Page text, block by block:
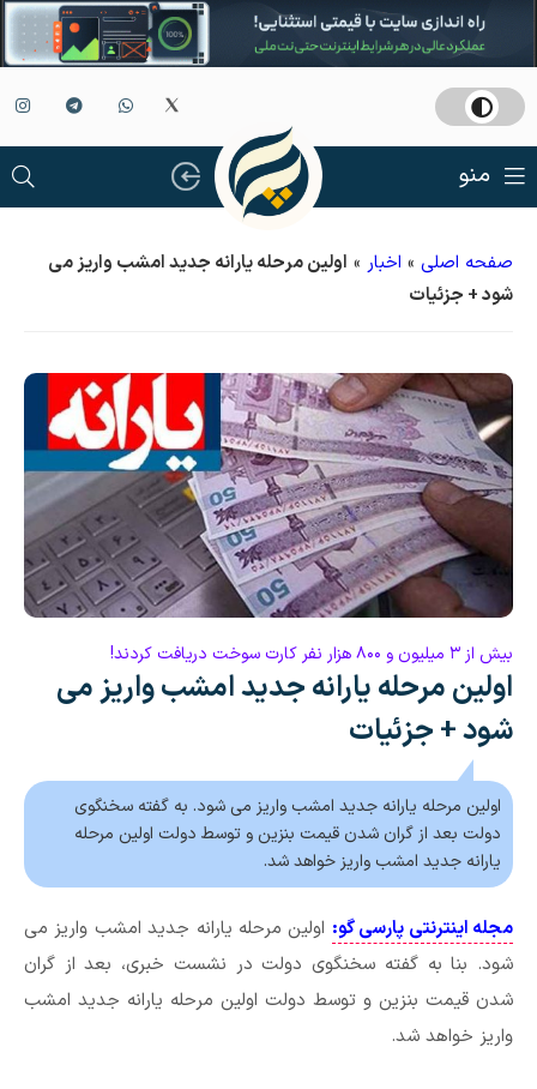
منو
صفحه اصلی » اخبار » اولین مرحله یارانه جدید امشب واریز می
شود + جزئیات
بیش از ۳ میلیون و ۸۰۰ هزار نفر کارت سوخت دریافت کردند!
اولین مرحله یارانه جدید امشب واریز می
شود + جزئیات
اولین مرحله یارانه جدید امشب واریز می شود. به گفته سخنگوی
دولت بعد از گران شدن قیمت بنزین و توسط دولت اولین مرحله
یارانه جدید امشب واریز خواهد شد.
مجله اینترنتی پارسی گو: اولین مرحله یارانه جدید امشب واریز می
شود. بنا به گفته سخنگوی دولت در نشست خبری، بعد از گران
شدن قیمت بنزین و توسط دولت اولین مرحله یارانه جدید امشب
واریز خواهد شد.